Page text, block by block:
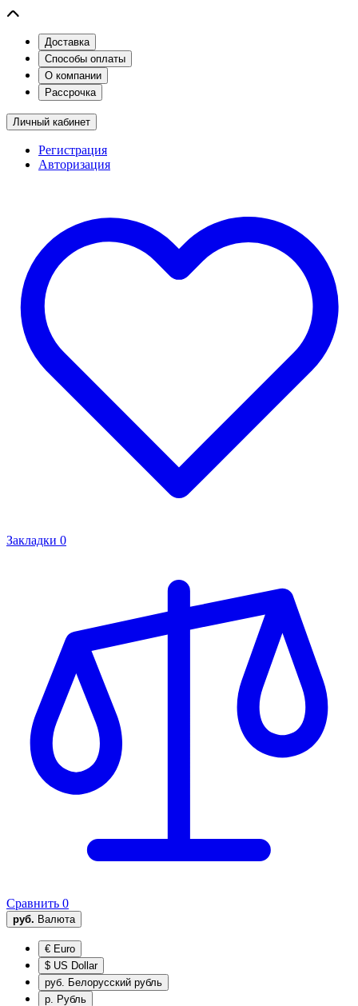
Доставка
Способы оплаты
О компании
Рассрочка
Личный кабинет
Регистрация
Авторизация
Закладки 0
Сравнить 0
руб. Валюта
€ Euro
$ US Dollar
руб. Белорусский рубль
р. Рубль